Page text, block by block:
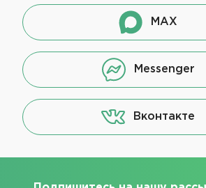
MAX
Messenger
Вконтакте